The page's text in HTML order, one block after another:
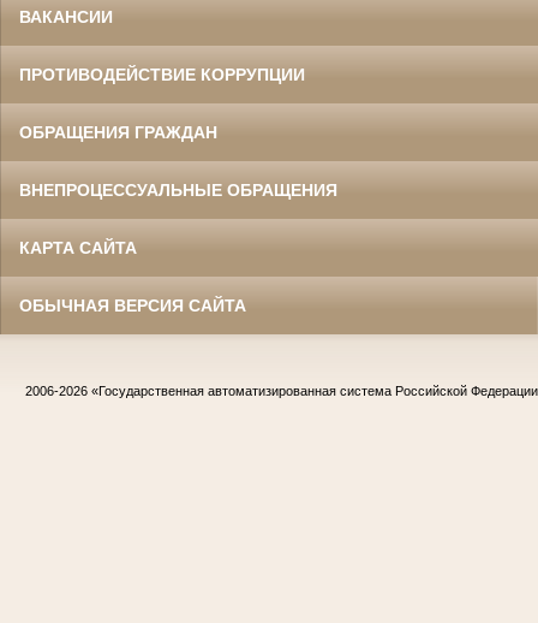
ВАКАНСИИ
ПРОТИВОДЕЙСТВИЕ КОРРУПЦИИ
ОБРАЩЕНИЯ ГРАЖДАН
ВНЕПРОЦЕССУАЛЬНЫЕ ОБРАЩЕНИЯ
КАРТА САЙТА
ОБЫЧНАЯ ВЕРСИЯ САЙТА
2006-2026 «Государственная автоматизированная система Российской